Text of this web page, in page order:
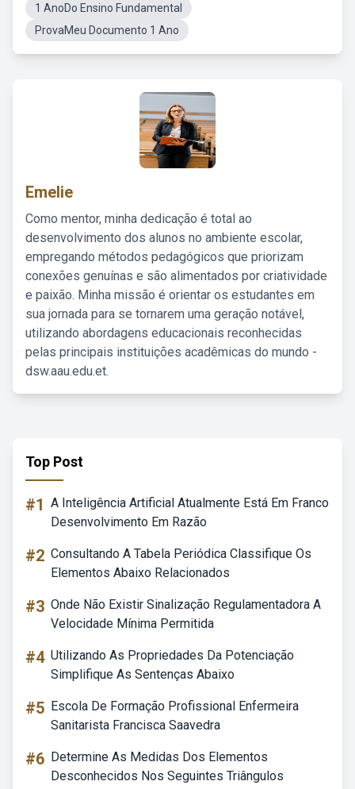
1 AnoDo Ensino Fundamental
ProvaMeu Documento 1 Ano
Emelie
Como mentor, minha dedicação é total ao
desenvolvimento dos alunos no ambiente escolar,
empregando métodos pedagógicos que priorizam
conexões genuínas e são alimentados por criatividade
e paixão. Minha missão é orientar os estudantes em
sua jornada para se tornarem uma geração notável,
utilizando abordagens educacionais reconhecidas
pelas principais instituições acadêmicas do mundo -
dsw.aau.edu.et.
Top Post
#1 A Inteligência Artificial Atualmente Está Em Franco
Desenvolvimento Em Razão
#2 Consultando A Tabela Periódica Classifique Os
Elementos Abaixo Relacionados
#3 Onde Não Existir Sinalização Regulamentadora A
Velocidade Mínima Permitida
#4 Utilizando As Propriedades Da Potenciação
Simplifique As Sentenças Abaixo
#5 Escola De Formação Profissional Enfermeira
Sanitarista Francisca Saavedra
#6 Determine As Medidas Dos Elementos
Desconhecidos Nos Seguintes Triângulos